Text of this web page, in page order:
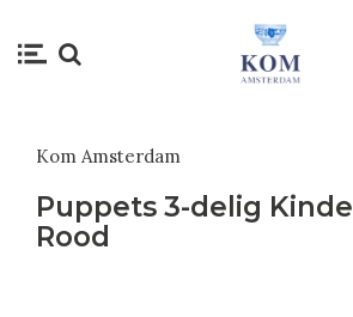
Kom Amsterdam
Puppets 3-delig
Rood